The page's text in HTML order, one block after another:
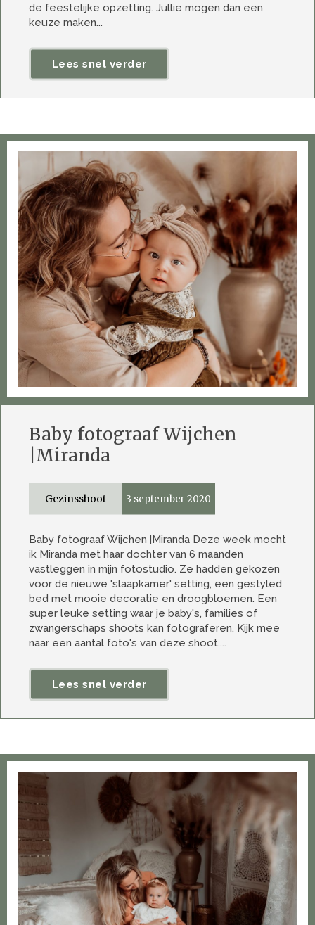
de feestelijke opzetting. Jullie mogen dan een
keuze maken...
Lees snel verder
Baby fotograaf Wijchen
|Miranda
3 september 2020
Gezinsshoot
Baby fotograaf Wijchen |Miranda Deze week mocht
ik Miranda met haar dochter van 6 maanden
vastleggen in mijn fotostudio. Ze hadden gekozen
voor de nieuwe 'slaapkamer' setting, een gestyled
bed met mooie decoratie en droogbloemen. Een
super leuke setting waar je baby's, families of
zwangerschaps shoots kan fotograferen. Kijk mee
naar een aantal foto's van deze shoot....
Lees snel verder